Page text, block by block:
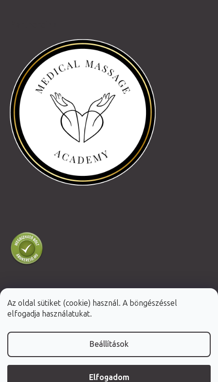
Az oldal sütiket (cookie) használ. A böngészéssel
elfogadja használatukat.
Beállítások
Elfogadom
Shoptet Premium készítette